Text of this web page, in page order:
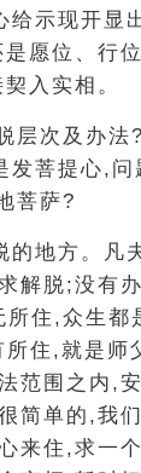
示现开显
愿位、行
入实相。
层次及办法
菩提心,
菩萨?
地方。凡
解脱;没有
住,众生
住,就是师
范围之内,
简单的,我
来住,求一